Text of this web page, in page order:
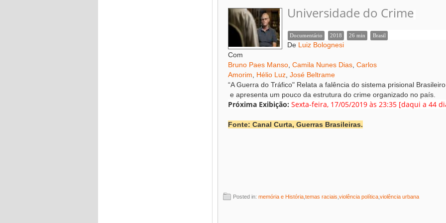
Universidade do Crime
Documentário 2018 26 min Brasil
De Luiz Bolognesi
Com
Bruno Paes Manso Camila Nunes Dias Carlos
Amorim
Hélio Luz José Beltrame
“A Guerra do Tráfico" Relata a falência do sistema prisional Brasileiro
e apresenta um pouco da estrutura do crime organizado no país.
Próxima Exibição: Sexta-feira, 17/05/2019 às 23:35 [daqui a 44
Fonte: Canal Curta, Guerras Brasileiras.
Posted in: memória e História temas raciais violência política violência urbana